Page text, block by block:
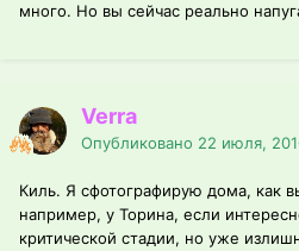
много. Но вы сейчас реально
Verra
Опубликовано 22 июля,
Киль. Я сфотографирую дома, как
например, у Торина, если
критической стадии, но уже